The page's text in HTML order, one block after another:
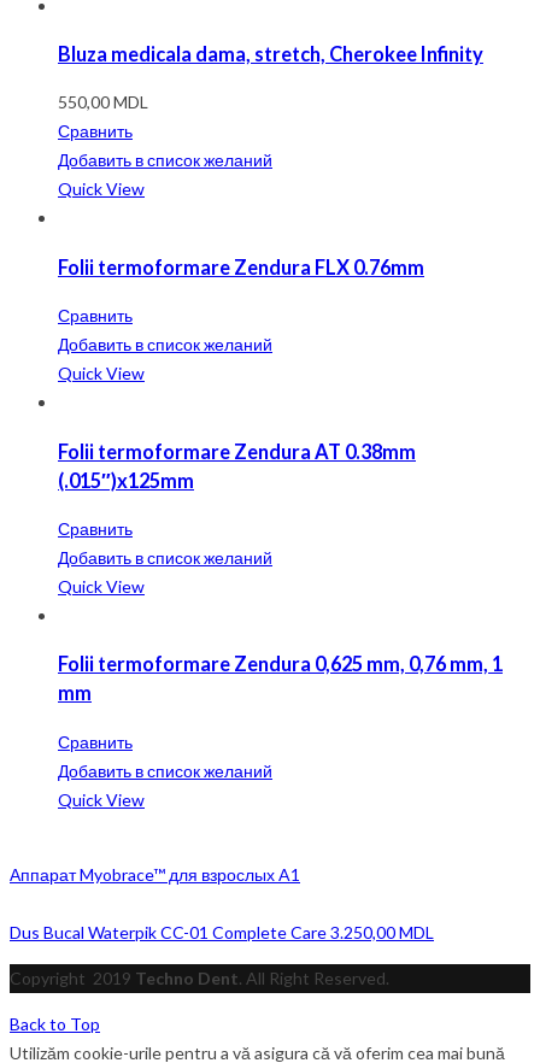
Bluza medicala dama, stretch, Cherokee Infinity
550,00MDL
Сравнить
Добавить в список желаний
Quick View
Folii termoformare Zendura FLX 0.76mm
Сравнить
Добавить в список желаний
Quick View
Folii termoformare Zendura AT 0.38mm
(.015″)x125mm
Сравнить
Добавить в список желаний
Quick View
Folii termoformare Zendura 0,625 mm, 0,76 mm, 1
mm
Сравнить
Добавить в список желаний
Quick View
Аппарат Myobrace™ для взрослых A1
Dus Bucal Waterpik CC-01 Complete Care3.250,00MDL
Copyright 2019 Techno Dent. All Right Reserved.
Back to Top
Utilizăm cookie-urile pentru a vă asigura că vă oferim cea mai bună